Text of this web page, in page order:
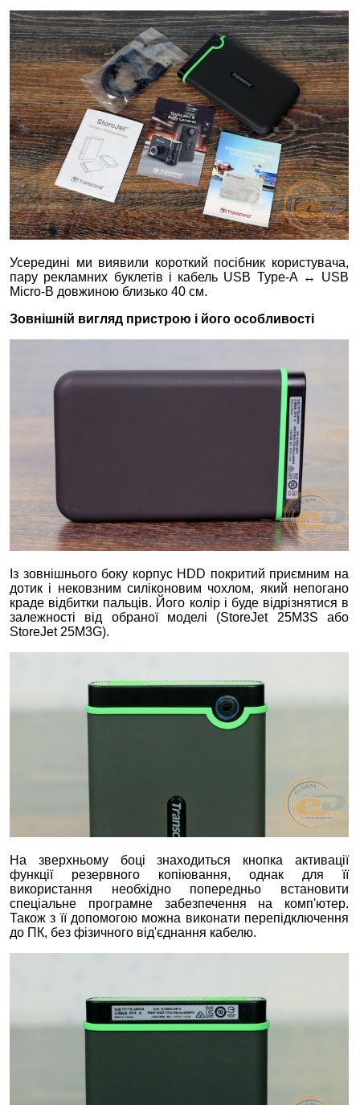
Усередині ми виявили короткий посібник користувача,
пару рекламних буклетів і кабель USB Type-A ↔ USB
Micro-B довжиною близько 40 см.
Зовнішній вигляд пристрою і його особливості
Із зовнішнього боку корпус HDD покритий приємним на
дотик і нековзним силіконовим чохлом, який непогано
краде відбитки пальців. Його колір і буде відрізнятися в
залежності від обраної моделі (StoreJet 25M3S або
StoreJet 25M3G).
На зверхньому боці знаходиться кнопка активації
функції резервного копіювання, однак для її
використання необхідно попередньо встановити
спеціальне програмне забезпечення на комп'ютер.
Також з її допомогою можна виконати перепідключення
до ПК, без фізичного від'єднання кабелю.